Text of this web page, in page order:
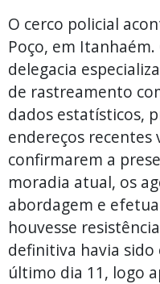
O cerco policial
Poço, em
delegacia
de rastreamento
dados estatísticos,
endereços recentes
confirmarem a
moradia atual, os
abordagem e
houvesse
definitiva havia sido
último dia 11, logo